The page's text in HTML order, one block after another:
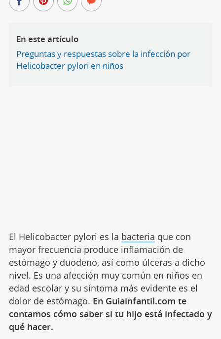
En este artículo
Preguntas y respuestas sobre la infección por
Helicobacter pylori en niños
El Helicobacter pylori es la bacteria que con
mayor frecuencia produce inflamación de
estómago y duodeno, así como úlceras a dicho
nivel. Es una afección muy común en niños en
edad escolar y su síntoma más evidente es el
dolor de estómago. En Guiainfantil.com te
contamos cómo saber si tu hijo está infectado y
qué hacer.